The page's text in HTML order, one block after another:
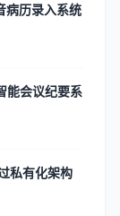
病历录入系统
能会议纪要系
私有化架构